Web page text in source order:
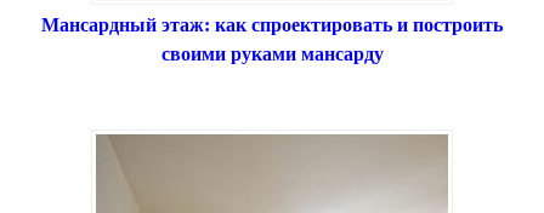
Мансардный этаж: как спроектировать и построить
своими руками мансарду